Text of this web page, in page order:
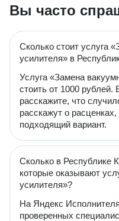
Вы часто
Сколько стоит услуга
усилителя» в
Услуга «Замена
стоить от 1000 рублей.
расскажите, что
расскажут о
подходящий вариант.
Сколько в Республике
которые оказывают
усилителя»?
На Яндекс
проверенных